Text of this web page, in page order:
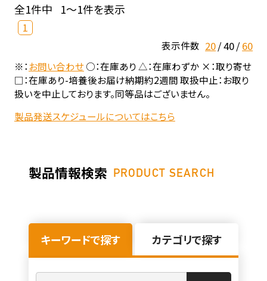
全1件中 1～1件を表示
1
表示件数 20 40 60
※：お問い合わせ○：在庫あり △：在庫わずか ×：取り寄せ
□：在庫あり-培養後お届け納期約2週間 取扱中止：お取り
扱いを中止しております。同等品はございません。
製品発送スケジュールについてはこちら
製品情報検索 PRODUCT SEARCH
キーワードで探す カテゴリで探す